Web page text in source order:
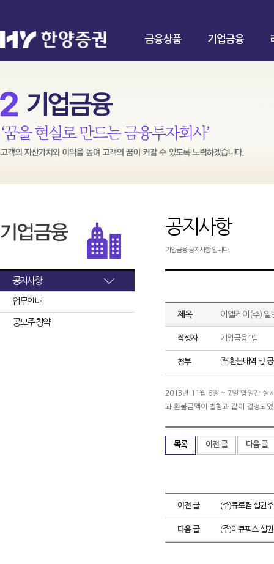
금융상품 기업금융
공지사항
업무안내
공모주 청약
공지사항
기업금융 공지사항 입니다.
제목 이엘케이(주) 일
작성자 기업금융1팀
첨부 환불내역 및
2013년 11월 6일 ~ 7일 양일간 실
과 환불금액이 별첨과 같이 결정되
목록 이전 글 다음 글
이전 글 (주)큐로컴 실권
다음 글 (주)아큐픽스 실